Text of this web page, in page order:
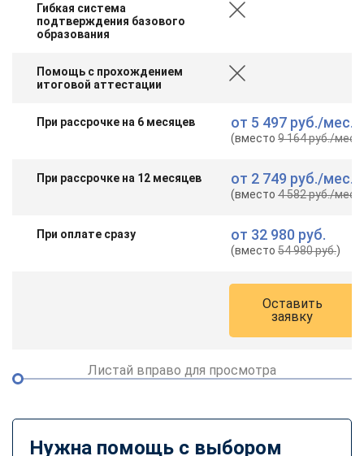
Гибкая система
подтверждения базового
образования
Помощь с прохождением
итоговой аттестации
При рассрочке на 6 месяцев от 5 497 руб./мес.
(вместо9 164 руб./мес.
При рассрочке на 12 месяцев от 2 749 руб./мес.
(вместо4 582 руб./мес.
При оплате сразу от 32 980 руб.
(вместо54 980 руб.)
Оставить
заявку
Листай вправо для просмотра
Нужна помощь с выбором